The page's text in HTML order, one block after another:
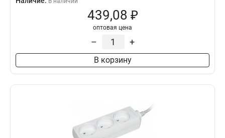
439,08 ₽
оптовая цена
– +
В корзину